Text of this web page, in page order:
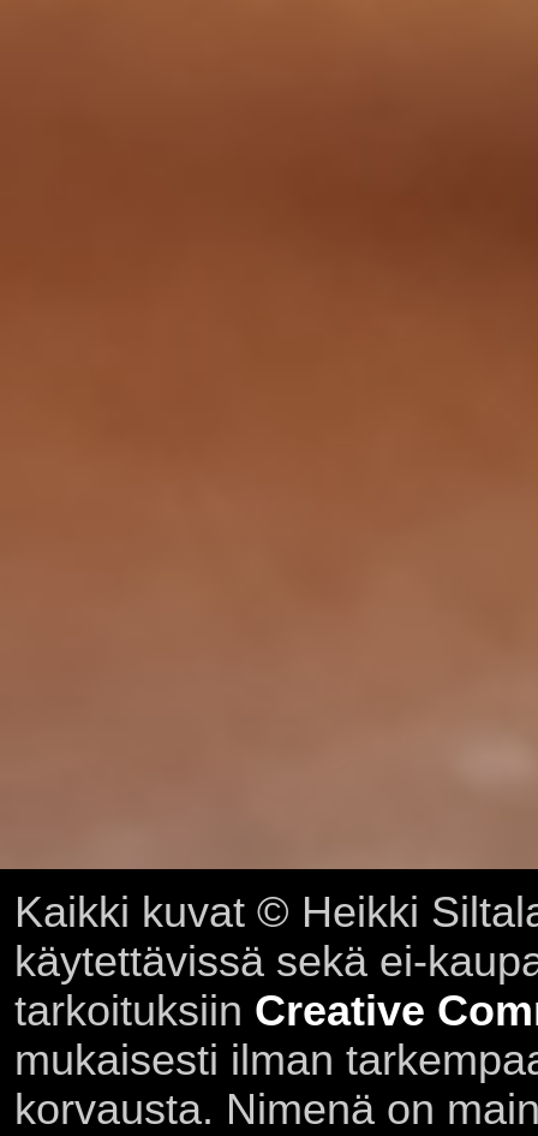
Kaikki kuvat © Heikki
käytettävissä sekä ei-
tarkoituksiin Creative
mukaisesti ilman
korvausta. Nimenä on